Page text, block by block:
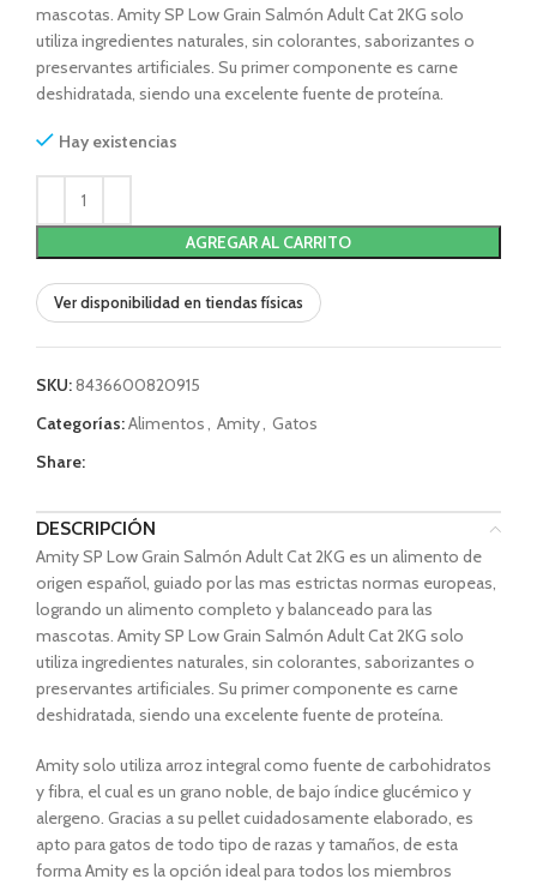
mascotas. Amity SP Low Grain Salmón Adult Cat 2KG solo
utiliza ingredientes naturales, sin colorantes, saborizantes o
preservantes artificiales. Su primer componente es carne
deshidratada, siendo una excelente fuente de proteína.
Hay existencias
AGREGAR AL CARRITO
Ver disponibilidad en tiendas físicas
SKU:8436600820915
Categorías:Alimentos, Amity, Gatos
Share:
DESCRIPCIÓN
Amity SP Low Grain Salmón Adult Cat 2KG es un alimento de
origen español, guiado por las mas estrictas normas europeas,
logrando un alimento completo y balanceado para las
mascotas. Amity SP Low Grain Salmón Adult Cat 2KG solo
utiliza ingredientes naturales, sin colorantes, saborizantes o
preservantes artificiales. Su primer componente es carne
deshidratada, siendo una excelente fuente de proteína.
Amity solo utiliza arroz integral como fuente de carbohidratos
y fibra, el cual es un grano noble, de bajo índice glucémico y
alergeno. Gracias a su pellet cuidadosamente elaborado, es
apto para gatos de todo tipo de razas y tamaños, de esta
forma Amity es la opción ideal para todos los miembros